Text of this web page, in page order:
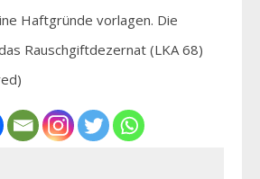
Haftgründe vorlagen. Die
Rauschgiftdezernat (LKA 68)